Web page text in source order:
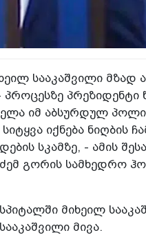
სააკაშვილი მზად
პრეზიდენტი
იმ აბსურდულ
იქნება ნიღბის
სკამზე, - ამის
გორის სამხედრო
მიხეილ
მივა.